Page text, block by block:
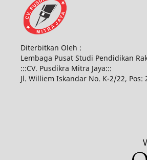
Diterbitkan Oleh :
Lembaga Pusat Studi Pendidikan
:::CV. Pusdikra Mitra Jaya:::
Jl. Williem Iskandar No. K-2/22, Pos: